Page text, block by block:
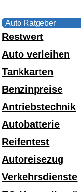
Auto Ratgeber
Restwert
Auto verleihen
Tankkarten
Benzinpreise
Antriebstechnik
Autobatterie
Reifentest
Autoreisezug
Verkehrsdienste